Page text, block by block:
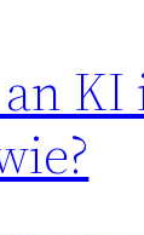
KI